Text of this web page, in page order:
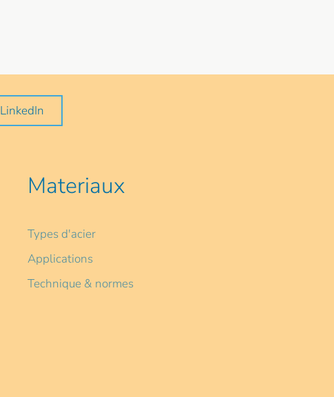
LinkedIn
Materiaux
Types d'acier
Applications
Technique & normes